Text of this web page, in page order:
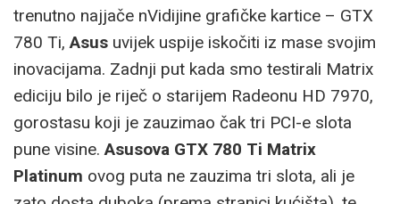
trenutno najjače nVidijine grafičke kartice – GTX
780 Ti,Asus uvijek uspije iskočiti iz mase svojim
inovacijama. Zadnji put kada smo testirali Matrix
ediciju bilo je riječ o starijem Radeonu HD 7970,
gorostasu koji je zauzimao čak tri PCI-e slota
pune visine.Asusova GTX 780 Ti Matrix
Platinum ovog puta ne zauzima tri slota, ali je